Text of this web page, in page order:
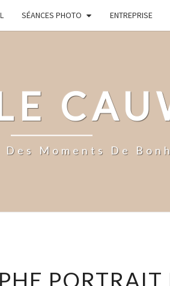
SÉANCES PHOTO ENTREPRISE
Moments De